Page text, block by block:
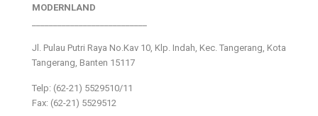
MODERNLAND
Jl. Pulau Putri Raya No.Kav 10, Klp. Indah, Kec. Tangerang, Kota
Tangerang, Banten 15117
Telp: (62-21) 5529510/11
Fax: (62-21) 5529512